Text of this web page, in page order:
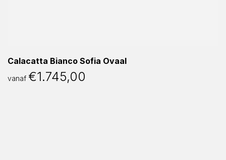
Calacatta Bianco Sofia Ovaal
vanaf €1.745,00